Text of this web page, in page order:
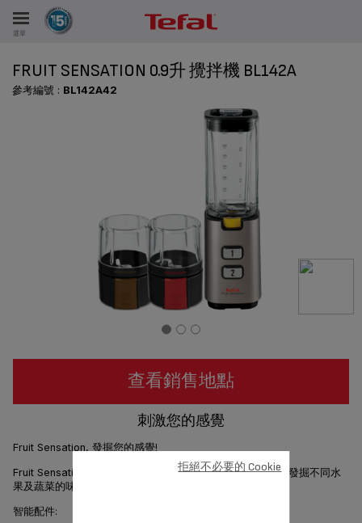
選單
FRUIT SENSATION 0.9升 攪拌機 BL142A
參考編號 : BL142A42
查看銷售地點
刺激您的感覺
Fruit Sensation, 發掘您的感覺!
Fruit Sensation 是一部智能迷你攪拌機，可使用簡便的配件發掘不同水
果及蔬菜的味道和口感。優雅的設計讓您的廚房變得更完美!
智能配件:
拒絕不必要的 Cookie